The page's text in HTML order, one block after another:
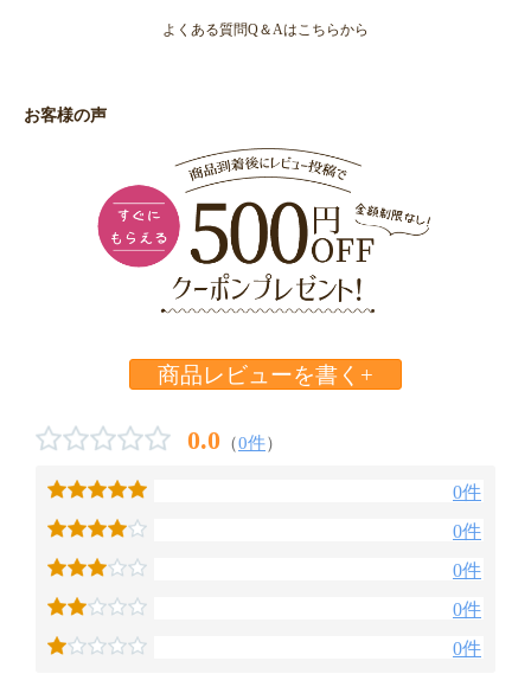
よくある質問Q＆Aはこちらから
お客様の声
商品レビューを書く+
0.0 （0件）
0件
0件
0件
0件
0件